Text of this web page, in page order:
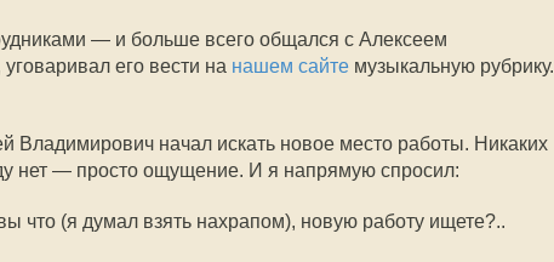
— и больше всего общался с Алексеем
его вести на нашем сайте музыкальную рубрику.
Владимирович начал искать новое место работы. Никаких
нет — просто ощущение. И я напрямую спросил:
что (я думал взять нахрапом), новую работу ищете?..